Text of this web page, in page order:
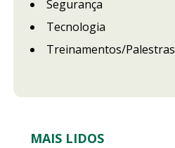
Segurança
Tecnologia
Treinamentos/Palestras
MAIS LIDOS